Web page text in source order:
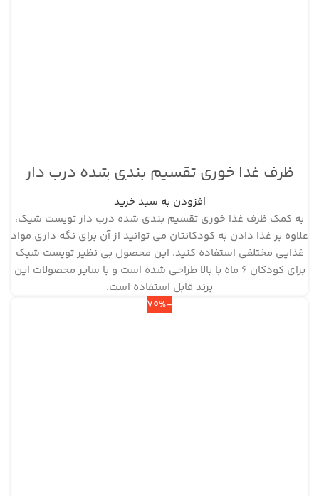
ظرف غذا خوری تقسیم بندی شده درب دار
سفید تویست شیک
افزودن به سبد خرید
به کمک ظرف غذا خوری تقسیم بندی شده درب دار تویست شیک،
علاوه بر غذا دادن به کودکانتان می توانید از آن برای نگه داری مواد
غذایی مختلفی استفاده کنید. این محصول بی نظیر تویست شیک
برای کودکان 6 ماه با بالا طراحی شده است و با سایر محصولات این
برند قابل استفاده است.
-70%